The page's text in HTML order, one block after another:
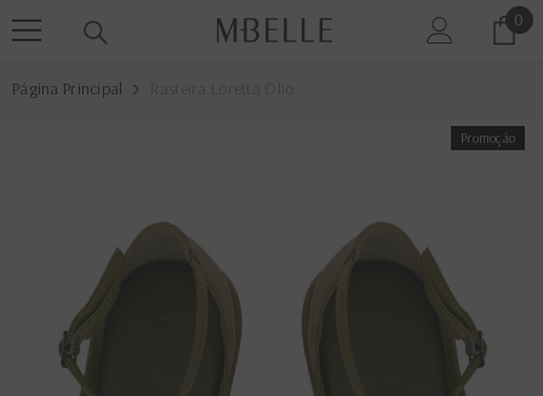
PULAR PARA O CONTEÚDO 0 0
Página Principal
Promoção